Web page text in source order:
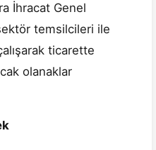
İhracat Genel
temsilcileri ile
ticarette
olanaklar